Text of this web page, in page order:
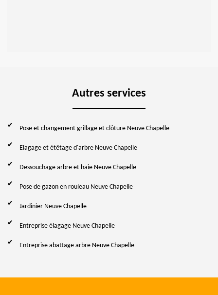
Autres services
Pose et changement grillage et clôture Neuve Chapelle
Elagage et étêtage d'arbre Neuve Chapelle
Dessouchage arbre et haie Neuve Chapelle
Pose de gazon en rouleau Neuve Chapelle
Jardinier Neuve Chapelle
Entreprise élagage Neuve Chapelle
Entreprise abattage arbre Neuve Chapelle